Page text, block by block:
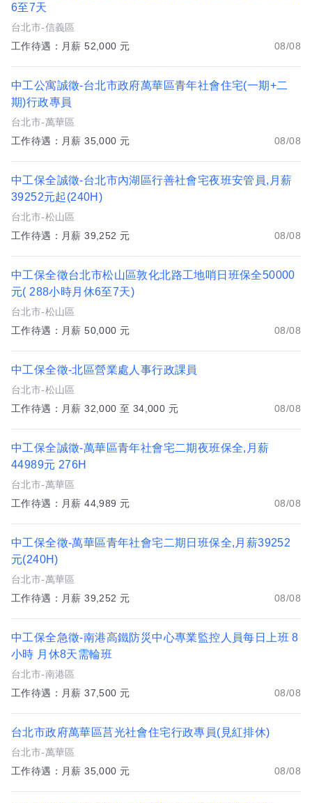
6至7天
台北市-信義區
工作待遇：月薪 52,000 元
08/08
中工公寓誠徵-台北市政府萬華區青年社會住宅(一期+二
期)行政專員
台北市-萬華區
工作待遇：月薪 35,000 元
08/08
中工保全誠徵-台北市內湖區行善社會宅夜班安管員,月薪
39252元起(240H)
台北市-松山區
工作待遇：月薪 39,252 元
08/08
中工保全徵台北市松山區敦化北路工地哨日班保全50000
元( 288小時月休6至7天)
台北市-松山區
工作待遇：月薪 50,000 元
08/08
中工保全徵-北區營業處人事行政課員
台北市-松山區
工作待遇：月薪 32,000 至 34,000 元
08/08
中工保全誠徵-萬華區青年社會宅二期夜班保全,月薪
44989元 276H
台北市-萬華區
工作待遇：月薪 44,989 元
08/08
中工保全徵-萬華區青年社會宅二期日班保全,月薪39252
元(240H)
台北市-萬華區
工作待遇：月薪 39,252 元
08/08
中工保全急徵-南港高鐵防災中心專業監控人員每日上班 8
小時 月休8天需輪班
台北市-南港區
工作待遇：月薪 37,500 元
08/08
台北市政府萬華區莒光社會住宅行政專員(見紅排休)
台北市-萬華區
工作待遇：月薪 35,000 元
08/08